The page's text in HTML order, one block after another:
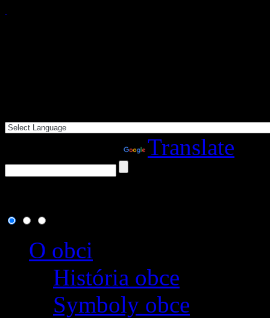
Translate
O obci
História obce
Symboly obce